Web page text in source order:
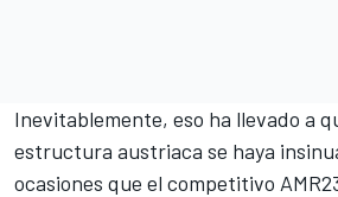
Inevitablemente, eso ha llevado a
estructura austriaca se haya
ocasiones que el competitivo